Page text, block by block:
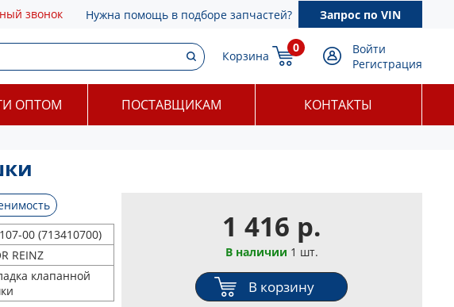
звонок Нужна помощь в подборе запчастей? Запрос по VIN
Корзина
0
Войти
Регистрация
ОПТОМ ПОСТАВЩИКАМ КОНТАКТЫ
00 (713410700)
REINZ
клапанной
1 416 р.
В наличии 1 шт.
В корзину